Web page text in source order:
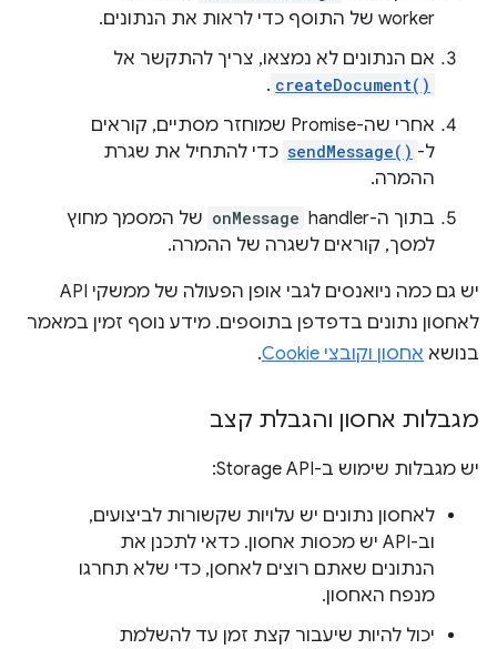
worker של התוסף כדי לראות את הנתונים.
אם הנתונים לא נמצאו, צריך להתקשר אל
createDocument()
.
אחרי שה-Promise שמוחזר מסתיים, קוראים
ל- sendMessage() כדי להתחיל את שגרת
ההמרה.
בתוך ה-handler‏
onMessage של המסמך מחוץ
למסך, קוראים לשגרה של ההמרה.
יש גם כמה ניואנסים לגבי אופן הפעולה של ממשקי API
לאחסון נתונים בדפדפן בתוספים. מידע נוסף זמין במאמר
בנושא אחסון וקובצי Cookie .
מגבלות אחסון והגבלת קצב
יש מגבלות שימוש ב-Storage API:
לאחסון נתונים יש עלויות שקשורות לביצועים,
וב-API יש מכסות אחסון. כדאי לתכנן את
הנתונים שאתם רוצים לאחסן, כדי שלא תחרגו
מנפח האחסון.
יכול להיות שיעבור קצת זמן עד להשלמת